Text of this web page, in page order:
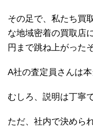
その足で、私たち買
な地域密着の買取店
円まで跳ね上がった
A社の査定員さんは
むしろ、説明は丁寧
ただ、社内で決めら